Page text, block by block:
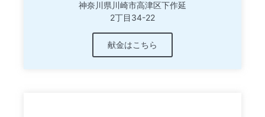
神奈川県川崎市高津区下作延
2丁目34-22
献金はこちら